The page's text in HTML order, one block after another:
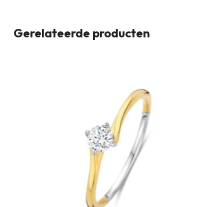
Gerelateerde producten